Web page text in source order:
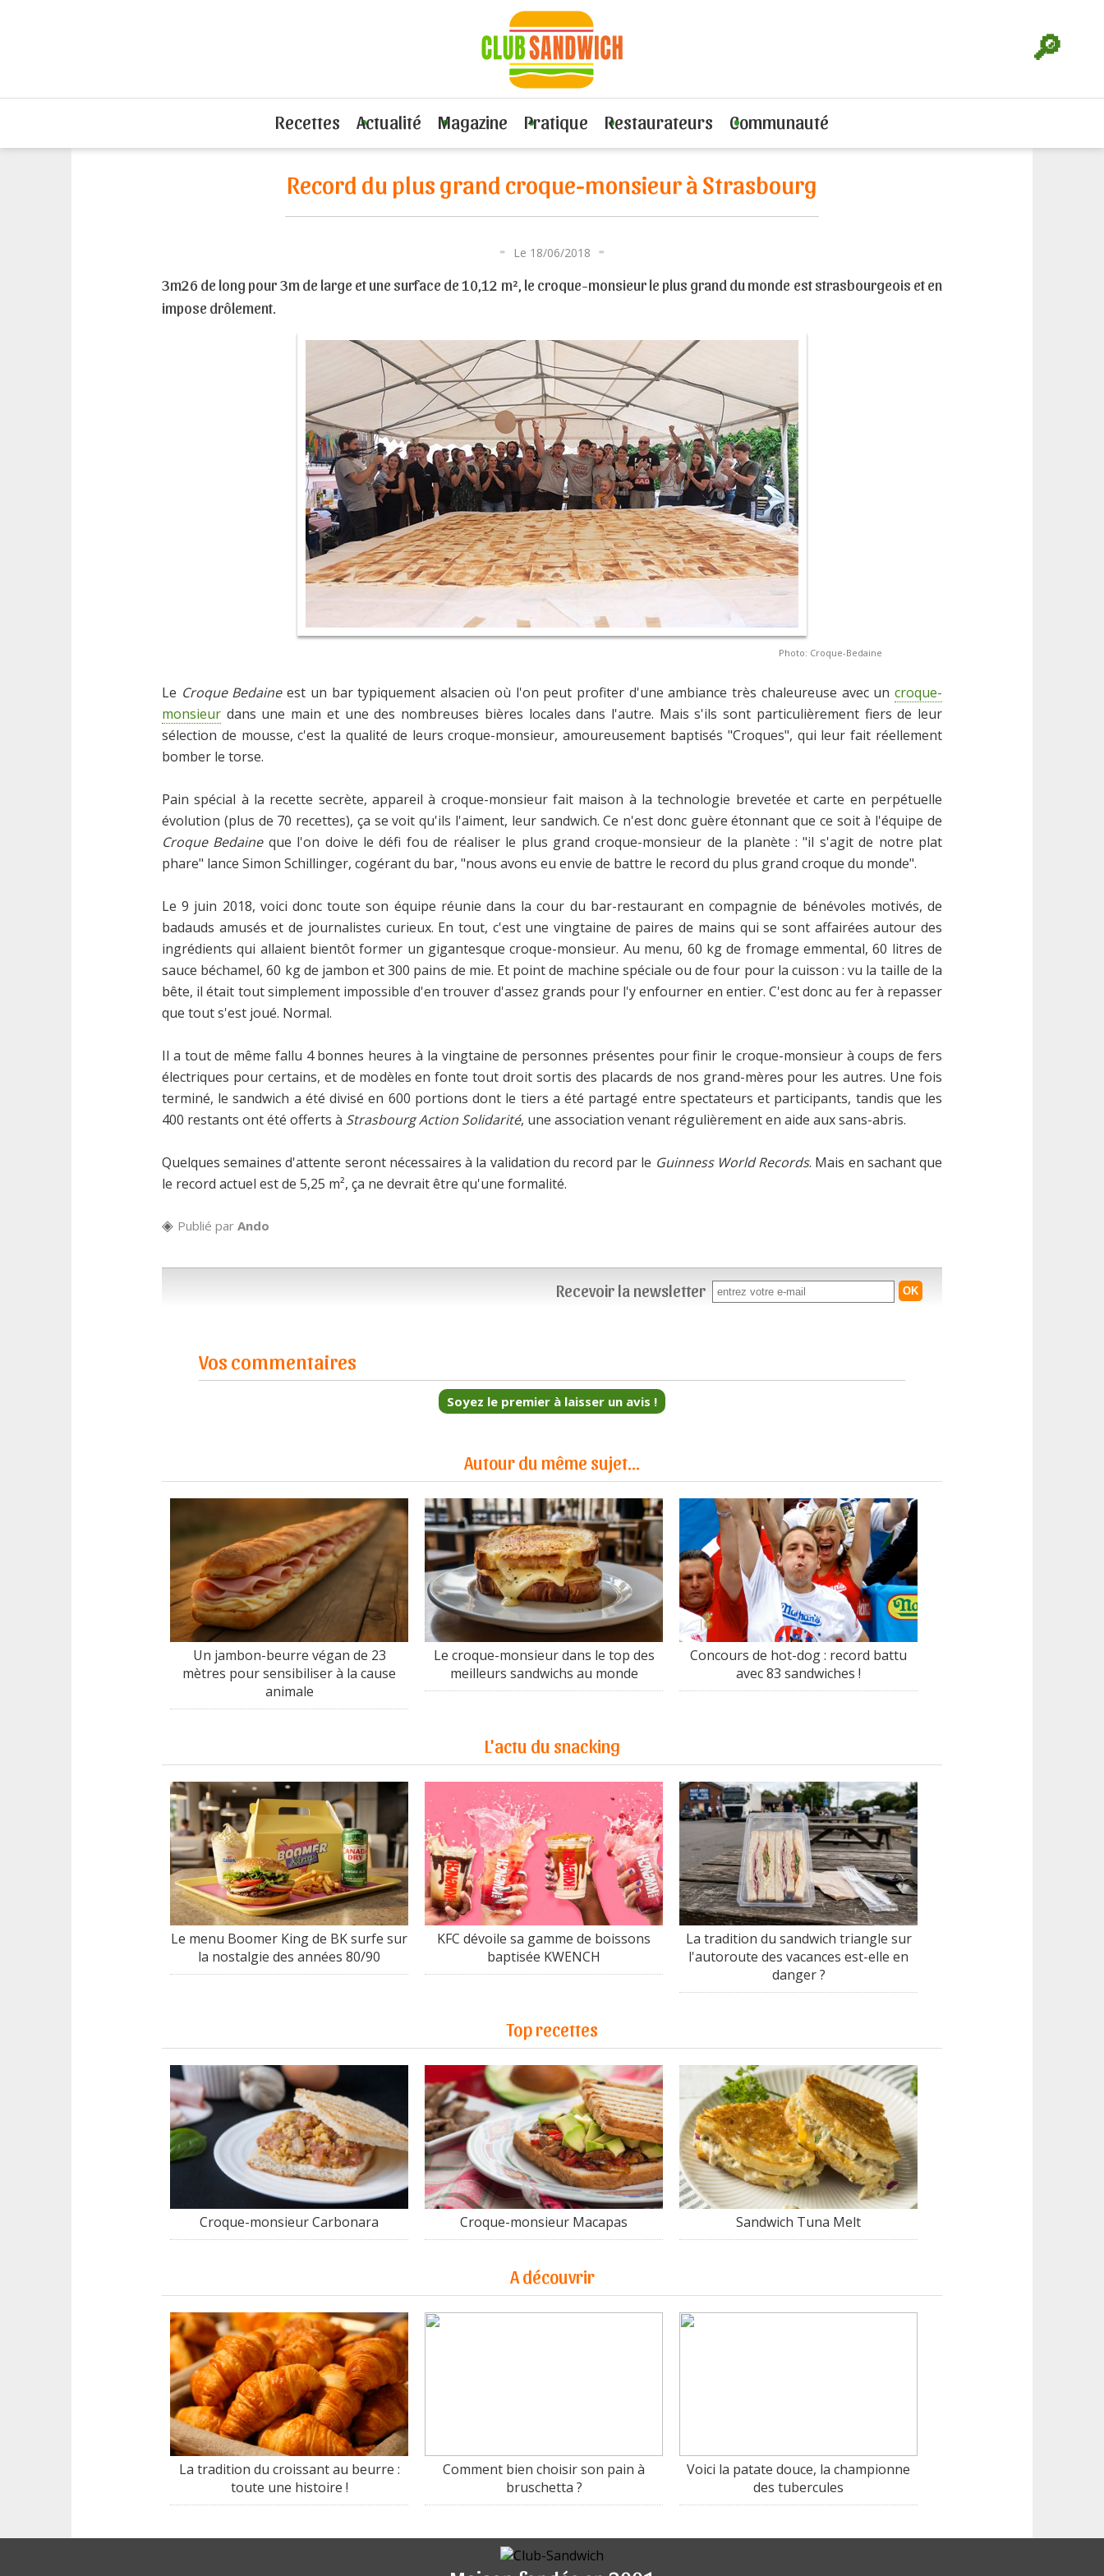
🔎
Recettes Actualité Magazine Pratique Restaurateurs Communauté
Record du plus grand croque-monsieur à Strasbourg
Record du plus grand croque-monsieur à Strasbourg
Le 18/06/2018
3m26 de long pour 3m de large et une surface de 10,12 m², le croque-monsieur le plus grand du monde est strasbourgeois et en
impose drôlement.
Photo: Croque-Bedaine
Le Croque Bedaineest un bar typiquement alsacien où l'on peut profiter d'une ambiance très chaleureuse avec uncroque-
monsieur dans une main et une des nombreuses bières locales dans l'autre. Mais s'ils sont particulièrement fiers de leur
sélection de mousse, c'est la qualité de leurs croque-monsieur, amoureusement baptisés "Croques", qui leur fait réellement
bomber le torse.
Pain spécial à la recette secrète, appareil à croque-monsieur fait maison à la technologie brevetée et carte en perpétuelle
évolution (plus de 70 recettes), ça se voit qu'ils l'aiment, leur sandwich. Ce n'est donc guère étonnant que ce soit à l'équipe de
Croque Bedaineque l'on doive le défi fou de réaliser le plus grand croque-monsieur de la planète : "il s'agit de notre plat
phare" lance Simon Schillinger, cogérant du bar, "nous avons eu envie de battre le record du plus grand croque du monde".
Le 9 juin 2018, voici donc toute son équipe réunie dans la cour du bar-restaurant en compagnie de bénévoles motivés, de
badauds amusés et de journalistes curieux. En tout, c'est une vingtaine de paires de mains qui se sont affairées autour des
ingrédients qui allaient bientôt former un gigantesque croque-monsieur. Au menu, 60 kg de fromage emmental, 60 litres de
sauce béchamel, 60 kg de jambon et 300 pains de mie. Et point de machine spéciale ou de four pour la cuisson : vu la taille de la
bête, il était tout simplement impossible d'en trouver d'assez grands pour l'y enfourner en entier. C'est donc au fer à repasser
que tout s'est joué. Normal.
Il a tout de même fallu 4 bonnes heures à la vingtaine de personnes présentes pour finir le croque-monsieur à coups de fers
électriques pour certains, et de modèles en fonte tout droit sortis des placards de nos grand-mères pour les autres. Une fois
terminé, le sandwich a été divisé en 600 portions dont le tiers a été partagé entre spectateurs et participants, tandis que les
400 restants ont été offerts à Strasbourg Action Solidarité, une association venant régulièrement en aide aux sans-abris.
Quelques semaines d'attente seront nécessaires à la validation du record par le Guinness World Records. Mais en sachant que
le record actuel est de 5,25 m², ça ne devrait être qu'une formalité.
Publié par Ando
Recevoir la newsletter
Vos commentaires
Soyez le premier à laisser un avis !
Autour du même sujet...
Un jambon-beurre végan de 23
mètres pour sensibiliser à la cause
animale
Le croque-monsieur dans le top des
meilleurs sandwichs au monde
Concours de hot-dog : record battu
avec 83 sandwiches !
L'actu du snacking
Le menu Boomer King de BK surfe sur
la nostalgie des années 80/90
KFC dévoile sa gamme de boissons
baptisée KWENCH
La tradition du sandwich triangle sur
l'autoroute des vacances est-elle en
danger ?
Top recettes
Croque-monsieur Carbonara Croque-monsieur Macapas Sandwich Tuna Melt
A découvrir
La tradition du croissant au beurre :
toute une histoire !
Comment bien choisir son pain à
bruschetta ?
Voici la patate douce, la championne
des tubercules